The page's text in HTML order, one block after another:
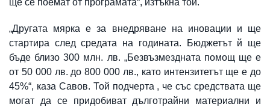
ще се поемат от програмата“, изтъкна той.
„Другата мярка е за внедряване на иновации и ще
стартира след средата на годината. Бюджетът й ще
бъде близо 300 млн. лв. „Безвъзмездната помощ ще е
от 50 000 лв. до 800 000 лв., като интензитетът ще е до
45%“, каза Савов. Той подчерта , че със средствата ще
могат да се придобиват дълготрайни материални и